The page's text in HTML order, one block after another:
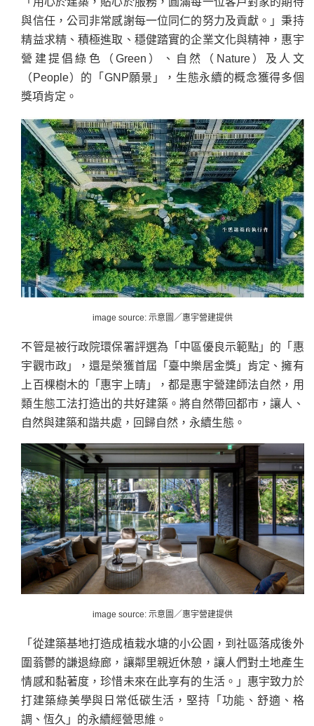
與信任，公司非常感謝每一位同仁的努力及貢獻。」秉持
精益求精、積極進取、穩健踏實的企業文化與精神，惠宇
營建提倡綠色（Green）、自然（Nature）及人文
（People）的「GNP願景」，生態永續的概念獲得多個
獎項肯定。
image source: 示意圖／惠宇營建提供
不管是被行政院環保署評選為「中區優良示範點」的「惠
宇觀市政」，還是榮獲首屆「臺中樂居金獎」肯定、擁有
上百棵樹木的「惠宇上晴」，都是惠宇營建師法自然，用
類生態工法打造出的共好建築。將自然帶回都市，讓人、
自然與建築和諧共處，回歸自然，永續生態。
image source: 示意圖／惠宇營建提供
「從建築基地打造成植栽水塘的小公園，到社區落成後外
圍蓊鬱的謙退綠廊，讓鄰里親近休憩，讓人們對土地產生
情感和黏著度，珍惜未來在此享有的生活。」惠宇致力於
打建築綠美學與日常低碳生活， 堅持「功能、舒適、格
調、恆久」的永續經營思維。